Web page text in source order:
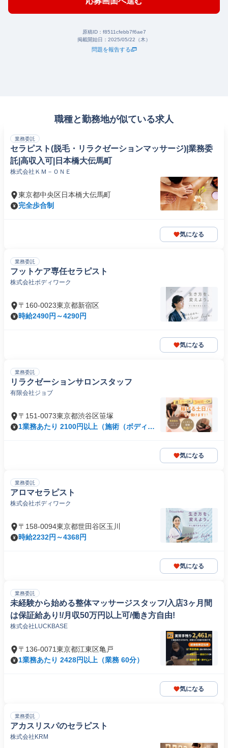
原稿ID： f8511cfebb7f6ae7
掲載開始日： 2025/05/22（木）
問題を報告する
職種と勤務地が似ている求人
業務委託
セラピスト(脱毛・リラクゼーションマッサージ)|業務委
託|高収入可|日本橋大伝馬町
株式会社ＫＭ－ＯＮＥ
東京都中央区日本橋大伝馬町
完全歩合制
気になる
業務委託
フットケア専任セラピスト
株式会社ボディワーク
〒160-0023東京都新宿区
時給2490円～4290円
気になる
業務委託
リラクゼーションサロンスタッフ
有限会社ジョブ
〒151-0073東京都渋谷区笹塚
1業務あたり 2100円以上（施術（ボディ）
気になる
業務委託
アロマセラピスト
株式会社ボディワーク
〒158-0094東京都世田谷区玉川
時給2232円～4368円
気になる
業務委託
未経験から始める整体マッサージスタッフ/入店3ヶ月間
は保証給あり!/月収50万円以上可/働き方自由!
株式会社LUCKBASE
〒136-0071東京都江東区亀戸
1業務あたり 2428円以上（業務 60分）
気になる
業務委託
アカスリスパのセラピスト
株式会社KRM